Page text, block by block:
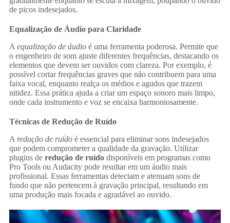
de picos indesejados.
Equalização de Áudio para Claridade
A equalização de áudio é uma ferramenta poderosa. Permite que
o engenheiro de som ajuste diferentes frequências, destacando os
elementos que devem ser ouvidos com clareza. Por exemplo, é
possível cortar frequências graves que não contribuem para uma
faixa vocal, enquanto realça os médios e agudos que trazem
nitidez. Essa prática ajuda a criar um espaço sonoro mais limpo,
onde cada instrumento e voz se encaixa harmoniosamente.
Técnicas de Redução de Ruído
A redução de ruído é essencial para eliminar sons indesejados
que podem comprometer a qualidade da gravação. Utilizar
plugins de redução de ruído disponíveis em programas como
Pro Tools ou Audacity pode resultar em um áudio mais
profissional. Essas ferramentas detectam e atenuam sons de
fundo que não pertencem à gravação principal, resultando em
uma produção mais focada e agradável ao ouvido.